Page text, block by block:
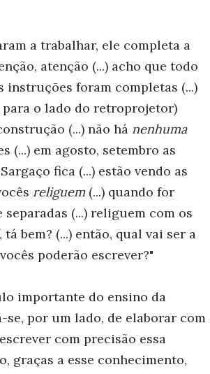
a trabalhar, ele completa a
atenção (...) acho que todo
instruções foram completas (...)
para o lado do retroprojetor)
(...) não há nenhuma
(...) em agosto, setembro as
fica (...) estão vendo as
religuem (...) quando for
separadas (...) religuem com os
, tá bem? (...) então, qual vai ser a
poderão escrever?"
importante do ensino da
por um lado, de elaborar com
com precisão essa
a esse conhecimento,